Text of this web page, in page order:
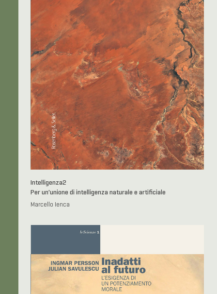
Intelligenza2
Per un'unione di intelligenza naturale e artificiale
Marcello Ienca